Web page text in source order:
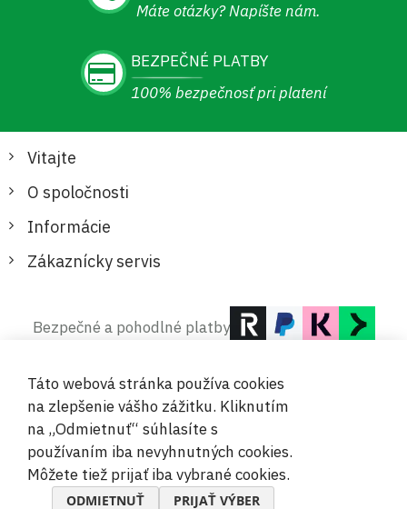
Máte otázky? Napíšte nám.
BEZPEČNÉ PLATBY
100% bezpečnosť pri platení
Vitajte
O spoločnosti
Informácie
Zákaznícky servis
Bezpečné a pohodlné platby
© 2019-2026 Megamix s.r.o.
Táto webová stránka používa cookies
na zlepšenie vášho zážitku. Kliknutím
na „Odmietnuť“ súhlasíte s
používaním iba nevyhnutných cookies.
Môžete tiež prijať iba vybrané cookies.
ODMIETNUŤ PRIJAŤ VÝBER